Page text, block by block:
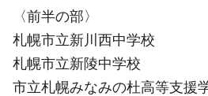
〈前半の部〉
札幌市立新川西中学校
札幌市立新陵中学校
市立札幌みなみの杜高等支援